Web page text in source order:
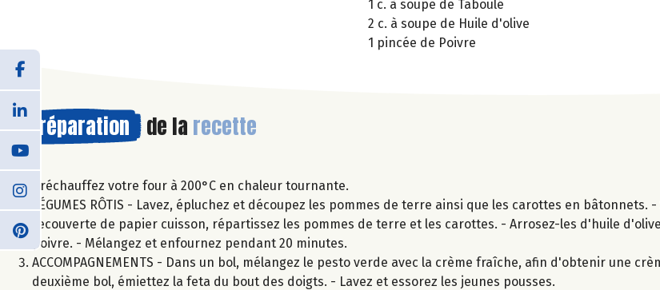
1 c. à soupe de Taboulé
2 c. à soupe de Huile d'olive
1 pincée de Poivre
Préparation de la recette
Préchauffez votre four à 200°C en chaleur tournante.
LÉGUMES RÔTIS - Lavez, épluchez et découpez les pommes de terre ainsi que les carottes en
recouverte de papier cuisson, répartissez les pommes de terre et les carottes. - Arrosez-les d'huile
poivre. - Mélangez et enfournez pendant 20 minutes.
ACCOMPAGNEMENTS - Dans un bol, mélangez le pesto verde avec la crème fraîche, afin d'obtenir une
deuxième bol, émiettez la feta du bout des doigts. - Lavez et essorez les jeunes pousses.